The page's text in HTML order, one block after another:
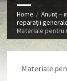
Home
Anunț –
reparații
Materiale pentru
Materiale